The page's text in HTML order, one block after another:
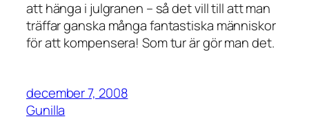
att hänga i julgranen – så det vill till att man
träffar ganska många fantastiska människor
för att kompensera! Som tur är gör man det.
december 7, 2008
Gunilla